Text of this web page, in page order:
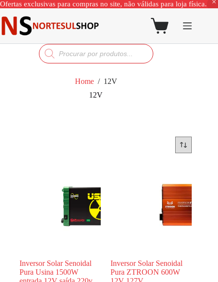
Ofertas exclusivas para compras no site, não válidas para loja física.
Home / 12V
12V
Inversor Solar Senoidal
Pura Usina 1500W
Inversor Solar Senoidal
Pura ZTROON 600W